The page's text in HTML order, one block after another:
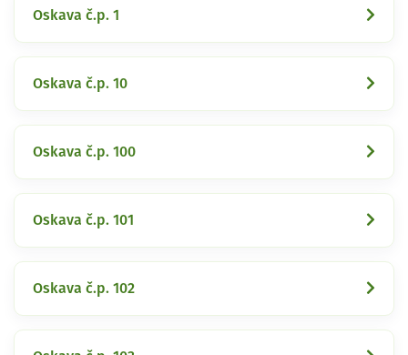
Oskava č.p. 1
Oskava č.p. 10
Oskava č.p. 100
Oskava č.p. 101
Oskava č.p. 102